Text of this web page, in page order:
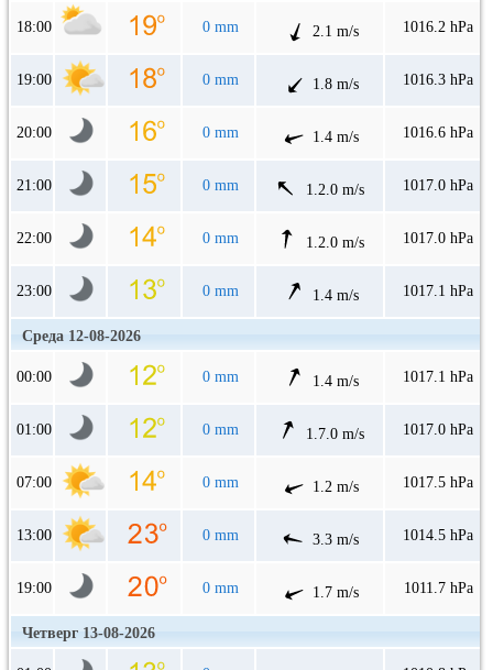
18:00 0 mm 2.1 m/s 1016.2 hPa
19:00 0 mm 1.8 m/s 1016.3 hPa
20:00 0 mm 1.4 m/s 1016.6 hPa
21:00 0 mm 1.2.0 m/s 1017.0 hPa
22:00 0 mm 1.2.0 m/s 1017.0 hPa
23:00 0 mm 1.4 m/s 1017.1 hPa
Среда 12-08-2026
00:00 0 mm 1.4 m/s 1017.1 hPa
01:00 0 mm 1.7.0 m/s 1017.0 hPa
07:00 0 mm 1.2 m/s 1017.5 hPa
13:00 0 mm 3.3 m/s 1014.5 hPa
19:00 0 mm 1.7 m/s 1011.7 hPa
Четверг 13-08-2026